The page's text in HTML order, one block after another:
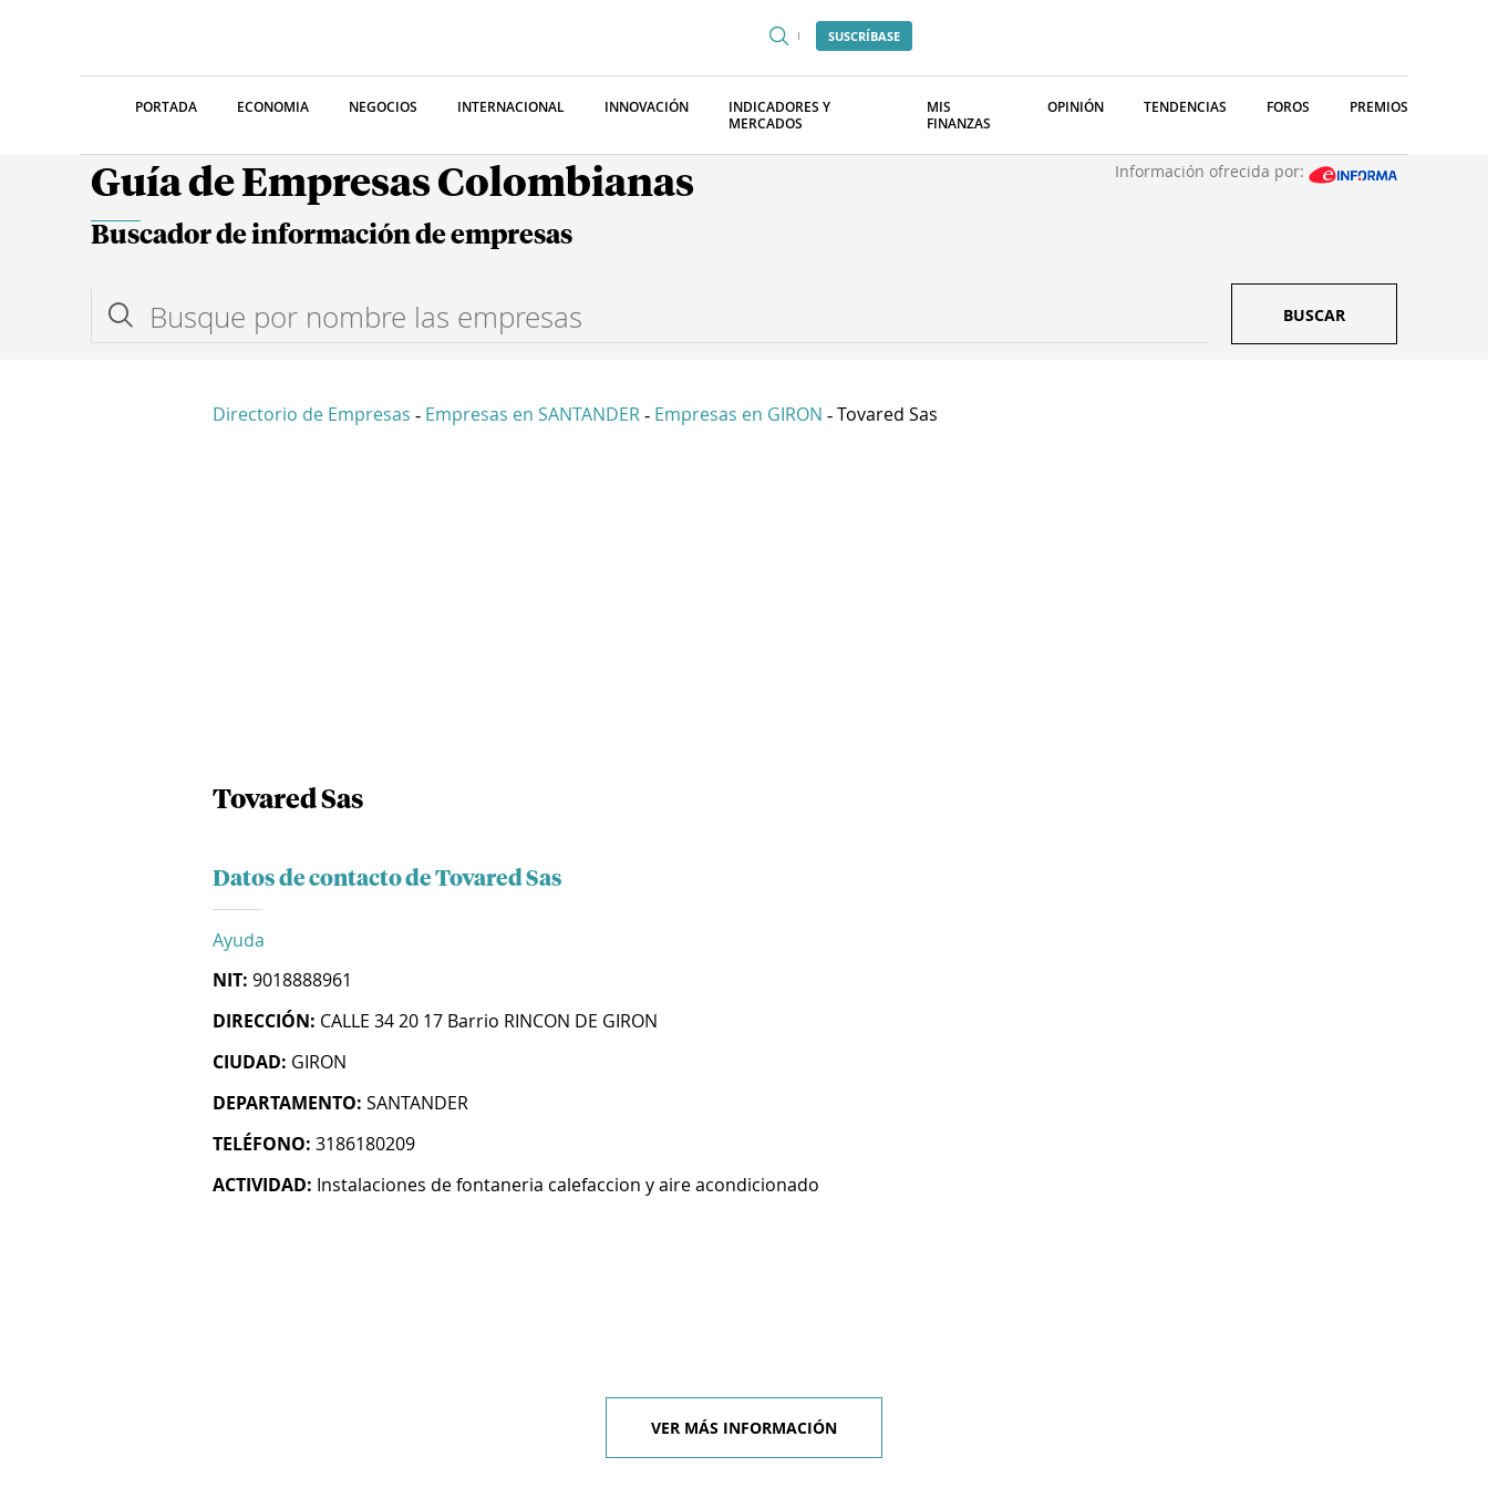
SUSCRÍBASE
PORTADA ECONOMIA NEGOCIOS INTERNACIONAL INNOVACIÓN
INDICADORES Y
MERCADOS
MIS
FINANZAS
OPINIÓN TENDENCIAS FOROS PREMIOS
Guía de Empresas Colombianas Información ofrecida por:
Buscador de información de empresas
BUSCAR
Directorio de Empresas - Empresas en SANTANDER - Empresas en GIRON - Tovared Sas
Tovared Sas
Datos de contacto de Tovared Sas
Ayuda
NIT: 9018888961
DIRECCIÓN: CALLE 34 20 17 Barrio RINCON DE GIRON
CIUDAD: GIRON
DEPARTAMENTO: SANTANDER
TELÉFONO: 3186180209
ACTIVIDAD: Instalaciones de fontaneria calefaccion y aire acondicionado
VER MÁS INFORMACIÓN